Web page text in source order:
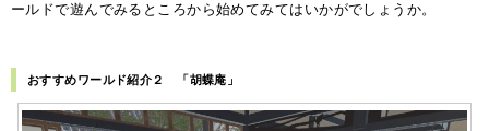
ールドで遊んでみるところから始めてみてはいかがでしょうか。
おすすめワールド紹介２ 「胡蝶庵」